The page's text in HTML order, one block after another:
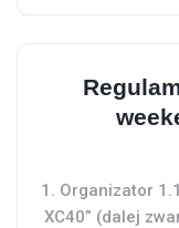
1. Organizator
XC40” (dalej